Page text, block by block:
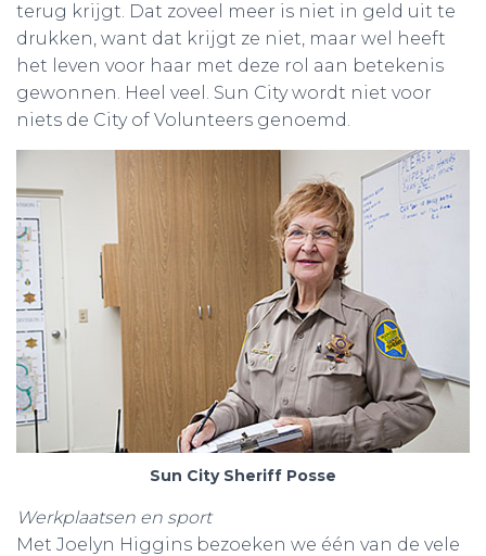
terug krijgt. Dat zoveel meer is niet in geld uit te
drukken, want dat krijgt ze niet, maar wel heeft
het leven voor haar met deze rol aan betekenis
gewonnen. Heel veel. Sun City wordt niet voor
niets de City of Volunteers genoemd.
Sun City Sheriff Posse
Werkplaatsen en sport
Met Joelyn Higgins bezoeken we één van de vele